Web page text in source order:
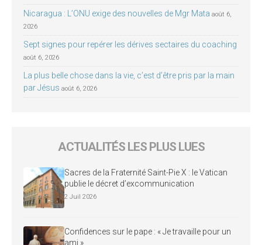
Nicaragua : L’ONU exige des nouvelles de Mgr Mata août 6,
2026
Sept signes pour repérer les dérives sectaires du coaching
août 6, 2026
La plus belle chose dans la vie, c’est d’être pris par la main
par Jésus août 6, 2026
ACTUALITÉS LES PLUS LUES
Sacres de la Fraternité Saint-Pie X : le Vatican
publie le décret d’excommunication
2 Juil 2026
Confidences sur le pape : « Je travaille pour un
ami »